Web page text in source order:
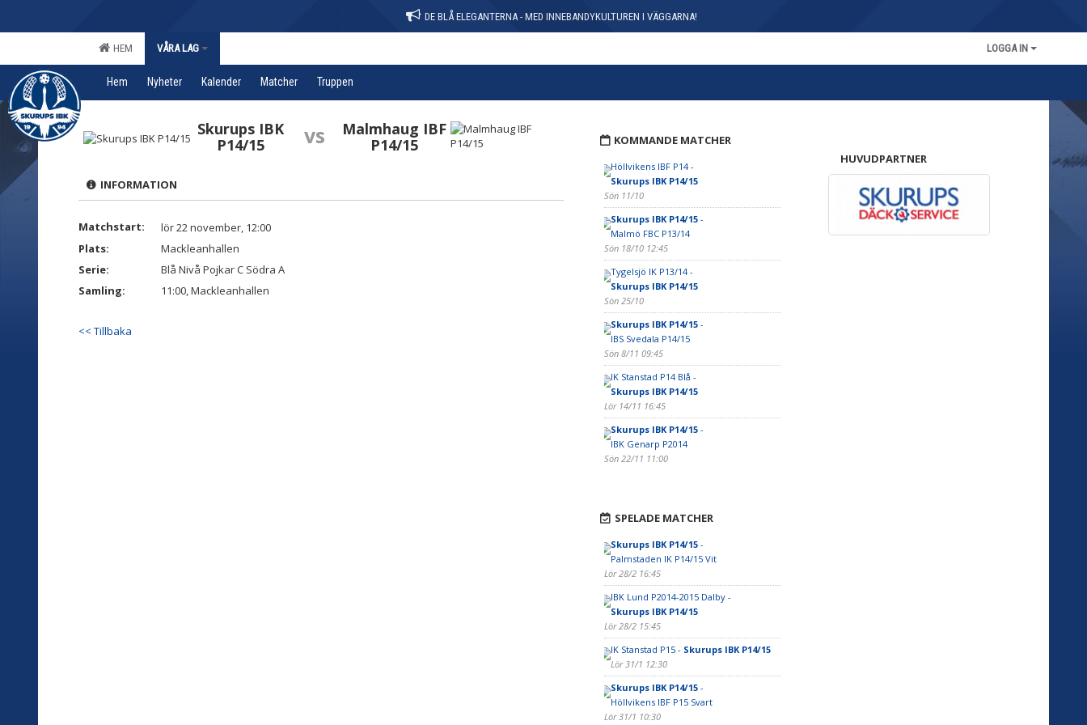
DE BLÅ ELEGANTERNA - MED INNEBANDYKULTUREN I VÄGGARNA!
HEM VÅRA LAG LOGGA IN
Hem Nyheter Kalender Matcher Truppen
Skurups IBK
P14/15
vs
Malmhaug IBF
P14/15
INFORMATION
Matchstart:
lör 22 november, 12:00
Plats:
Mackleanhallen
Serie:
Blå Nivå Pojkar C Södra A
Samling:
11:00, Mackleanhallen
<< Tillbaka
KOMMANDE MATCHER
Höllvikens IBF P14 -
Skurups IBK P14/15
Sön 11/10
Skurups IBK P14/15-
Malmö FBC P13/14
Sön 18/10 12:45
Tygelsjö IK P13/14 -
Skurups IBK P14/15
Sön 25/10
Skurups IBK P14/15-
IBS Svedala P14/15
Sön 8/11 09:45
IK Stanstad P14 Blå -
Skurups IBK P14/15
Lör 14/11 16:45
Skurups IBK P14/15-
IBK Genarp P2014
Sön 22/11 11:00
SPELADE MATCHER
Skurups IBK P14/15-
Palmstaden IK P14/15 Vit
Lör 28/2 16:45
IBK Lund P2014-2015 Dalby -
Skurups IBK P14/15
Lör 28/2 15:45
IK Stanstad P15 - Skurups IBK P14/15
Lör 31/1 12:30
Skurups IBK P14/15-
Höllvikens IBF P15 Svart
Lör 31/1 10:30
HUVUDPARTNER